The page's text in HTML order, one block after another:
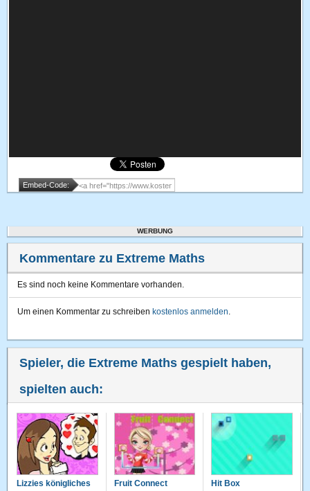
Embed-Code:
WERBUNG
Kommentare zu Extreme Maths
Es sind noch keine Kommentare vorhanden.
Um einen Kommentar zu schreiben kostenlos anmelden.
Spieler, die Extreme Maths gespielt haben,
spielten auch:
Lizzies königliches
Fruit Connect Hit Box